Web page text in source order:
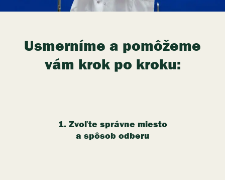
Usmerníme a pomôžeme
vám krok po kroku:
1. Zvoľte správne miesto
a spôsob odberu